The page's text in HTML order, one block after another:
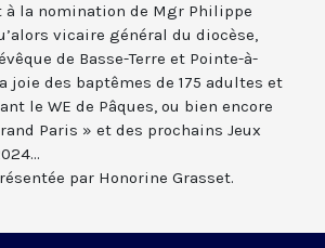
à la nomination de Mgr Philippe
vicaire général du diocèse,
de Basse-Terre et Pointe-à-
joie des baptêmes de 175 adultes et
le WE de Pâques, ou bien encore
Paris » et des prochains Jeux
par Honorine Grasset.